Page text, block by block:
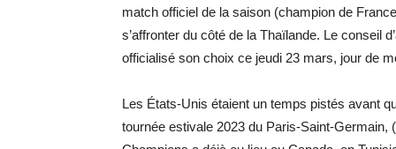
match officiel de la saison (champion de
s’affronter du côté de la Thaïlande. Le conseil
officialisé son choix ce jeudi 23 mars, jour de
Les États-Unis étaient un temps pistés avant
tournée estivale 2023 du Paris-Saint-Germain,